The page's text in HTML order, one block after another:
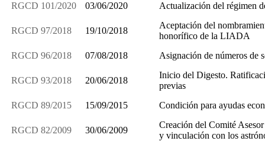
RGCD 101/2020
03/06/2020 Actualización del régimen
RGCD 97/2018 19/10/2018
Aceptación del
honorífico de la LIADA
RGCD 96/2018
07/08/2018 Asignación de números de
RGCD 93/2018 20/06/2018
Inicio del Digesto.
previas
RGCD 89/2015
15/09/2015 Condición para ayudas
RGCD 82/2009 30/06/2009
Creación del Comité
y vinculación con los